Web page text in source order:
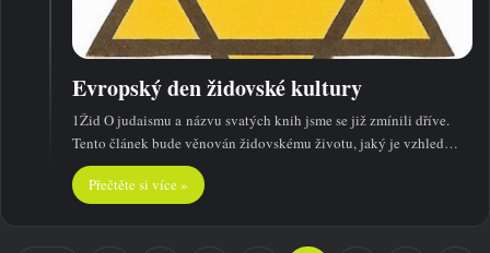
Evropský den židovské kultury
1Žid O judaismu a názvu svatých knih jsme se již zmínili dříve.
Tento článek bude věnován židovskému životu, jaký je vzhled…
Přečtěte si více »